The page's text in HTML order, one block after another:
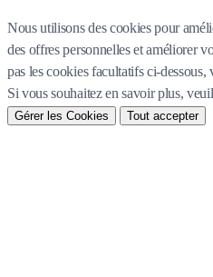
Nous utilisons des cookies pour
des offres personnelles et améliorer
pas les cookies facultatifs ci-
Si vous souhaitez en savoir plus,
Gérer les Cookies Tout accepter